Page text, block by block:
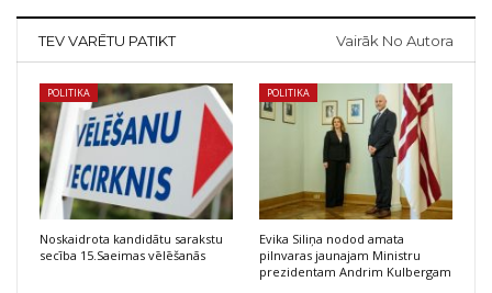
TEV VARĒTU PATIKT Vairāk No Autora
POLITIKA
Noskaidrota kandidātu sarakstu
secība 15.Saeimas vēlēšanās
POLITIKA
Evika Siliņa nodod amata
pilnvaras jaunajam Ministru
prezidentam Andrim Kulbergam